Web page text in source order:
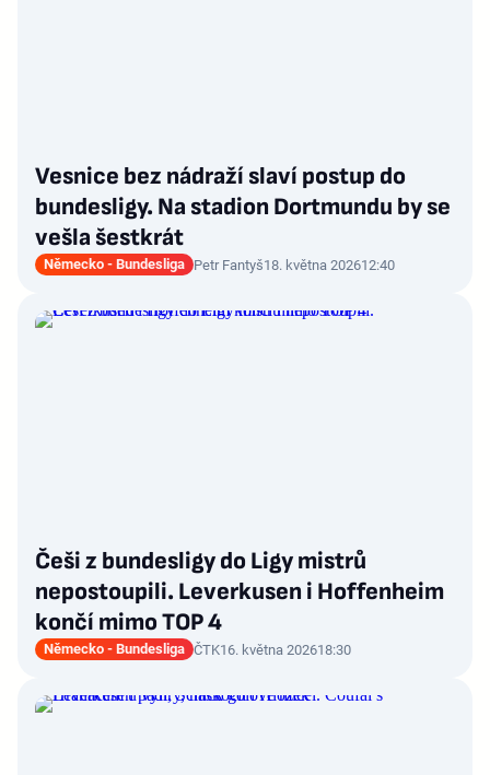
Vesnice bez nádraží slaví postup do
bundesligy. Na stadion Dortmundu by se
vešla šestkrát
Německo - Bundesliga Petr Fantyš18. května 202612:40
Češi z bundesligy do Ligy mistrů
nepostoupili. Leverkusen i Hoffenheim
končí mimo TOP 4
Německo - Bundesliga ČTK16. května 202618:30